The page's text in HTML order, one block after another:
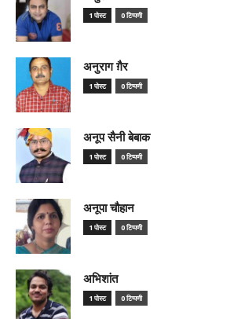
1 पोस्ट 0 टिप्पणी
अनुराग ग़ैर
1 पोस्ट 0 टिप्पणी
अनूप सैनी बेबाक
1 पोस्ट 0 टिप्पणी
अनूपा चौहान
1 पोस्ट 0 टिप्पणी
अभिशांत
1 पोस्ट 0 टिप्पणी